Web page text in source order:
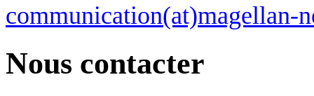
communication(at)magellan-
Nous contacter